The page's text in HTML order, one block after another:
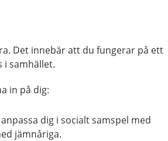
Det innebär att du fungerar på ett
i samhället.
in på dig:
dig i socialt samspel med
jämnåriga.